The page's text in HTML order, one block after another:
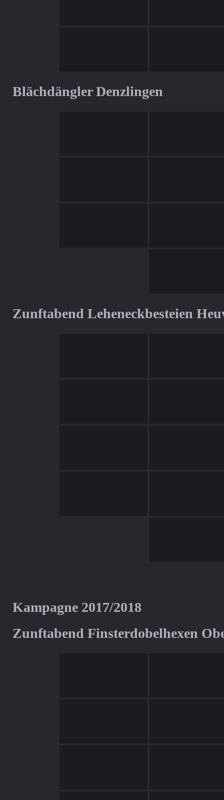
Blächdängler Denzlingen
Zunftabend Leheneckbesteien
Kampagne 2017/2018
Zunftabend Finsterdobelhexen